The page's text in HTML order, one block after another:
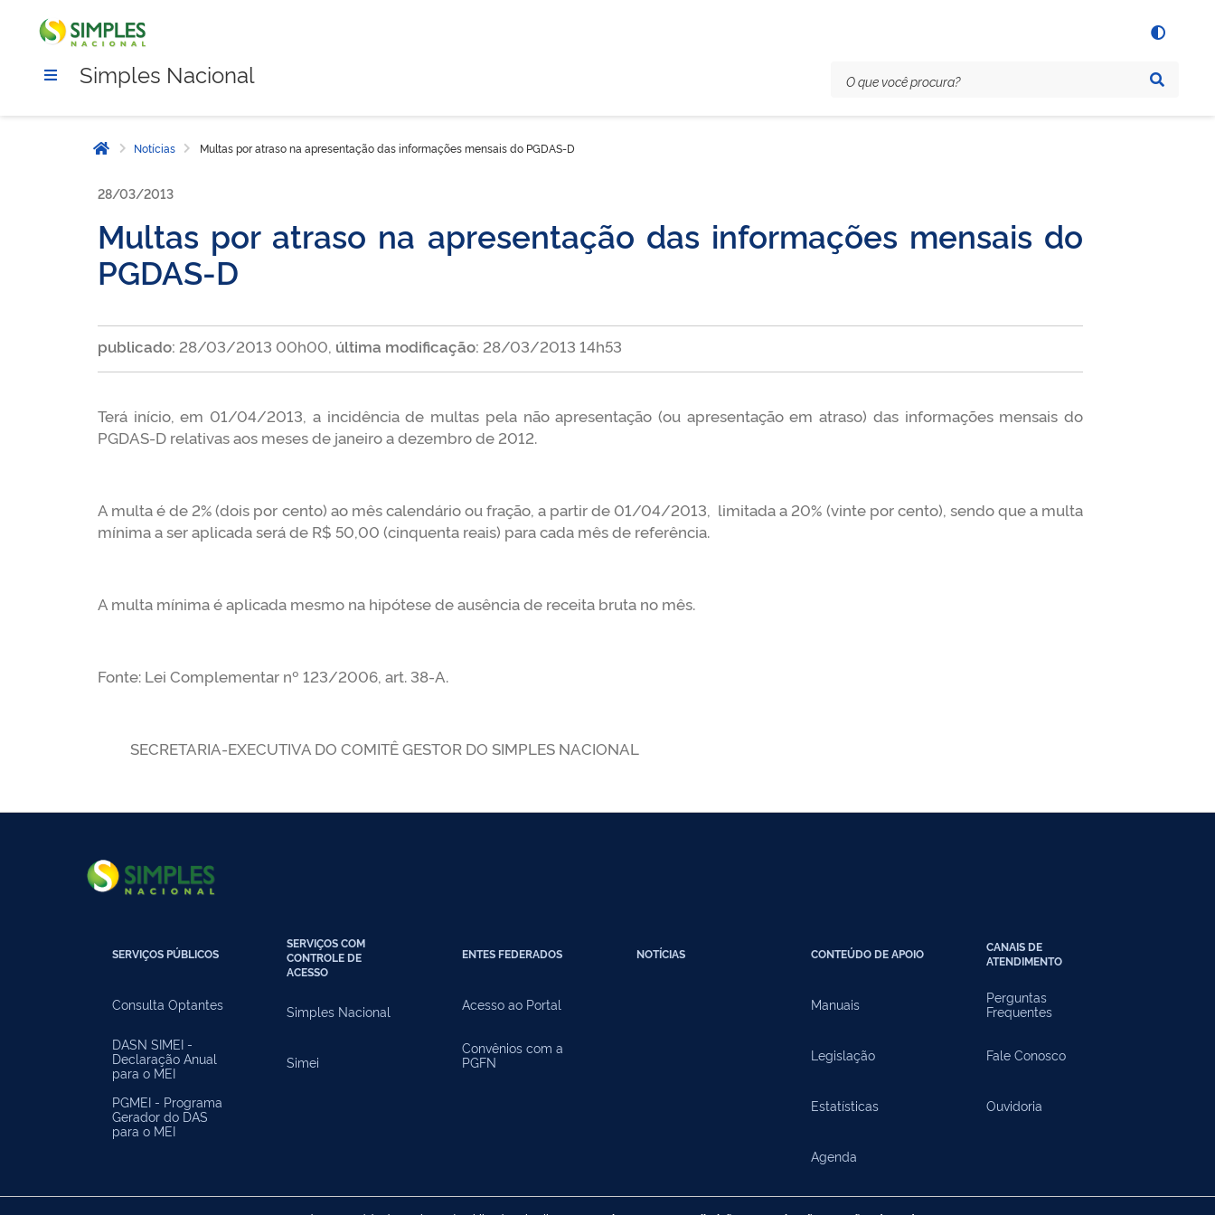
Simples Nacional
Página inicial
Notícias Multas por atraso na apresentação das informações mensais do PGDAS-D
28/03/2013
Multas por atraso na apresentação das informações mensais do
PGDAS-D
publicado: 28/03/2013 00h00, última modificação: 28/03/2013 14h53
Terá início, em 01/04/2013, a incidência de multas pela não apresentação (ou apresentação em atraso) das informações mensais do
PGDAS-D relativas aos meses de janeiro a dezembro de 2012.
A multa é de 2% (dois por cento) ao mês calendário ou fração, a partir de 01/04/2013, limitada a 20% (vinte por cento), sendo que a multa
mínima a ser aplicada será de R$ 50,00 (cinquenta reais) para cada mês de referência.
A multa mínima é aplicada mesmo na hipótese de ausência de receita bruta no mês.
Fonte: Lei Complementar nº 123/2006, art. 38-A.
SECRETARIA-EXECUTIVA DO COMITÊ GESTOR DO SIMPLES NACIONAL
SERVIÇOS PÚBLICOS
Consulta Optantes
DASN SIMEI -
Declaração Anual
para o MEI
PGMEI - Programa
Gerador do DAS
para o MEI
SERVIÇOS COM
CONTROLE DE
ACESSO
Simples Nacional
Simei
ENTES FEDERADOS
Acesso ao Portal
Convênios com a
PGFN
NOTÍCIAS CONTEÚDO DE APOIO
Manuais
Legislação
Estatísticas
Agenda
CANAIS DE
ATENDIMENTO
Perguntas
Frequentes
Fale Conosco
Ouvidoria